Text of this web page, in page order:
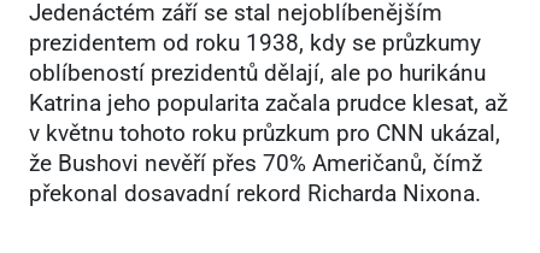
Jedenáctém září se stal nejoblíbenějším
prezidentem od roku 1938, kdy se průzkumy
oblíbeností prezidentů dělají, ale po hurikánu
Katrina jeho popularita začala prudce klesat, až
v květnu tohoto roku průzkum pro CNN ukázal,
že Bushovi nevěří přes 70% Američanů, čímž
překonal dosavadní rekord Richarda Nixona.